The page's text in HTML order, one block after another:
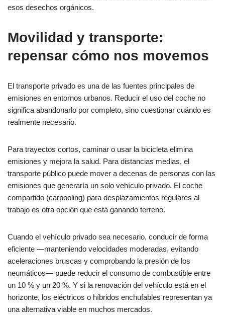
esos desechos orgánicos.
Movilidad y transporte:
repensar cómo nos movemos
El transporte privado es una de las fuentes principales de
emisiones en entornos urbanos. Reducir el uso del coche no
significa abandonarlo por completo, sino cuestionar cuándo es
realmente necesario.
Para trayectos cortos, caminar o usar la bicicleta elimina
emisiones y mejora la salud. Para distancias medias, el
transporte público puede mover a decenas de personas con las
emisiones que generaría un solo vehículo privado. El coche
compartido (carpooling) para desplazamientos regulares al
trabajo es otra opción que está ganando terreno.
Cuando el vehículo privado sea necesario, conducir de forma
eficiente —manteniendo velocidades moderadas, evitando
aceleraciones bruscas y comprobando la presión de los
neumáticos— puede reducir el consumo de combustible entre
un 10 % y un 20 %. Y si la renovación del vehículo está en el
horizonte, los eléctricos o híbridos enchufables representan ya
una alternativa viable en muchos mercados.